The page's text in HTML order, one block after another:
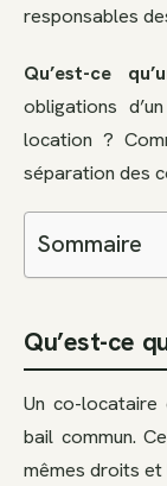
responsables
Qu’est-ce
obligations
location ?
séparation des
Sommaire
Qu’est-ce
Un co-locataire
bail commun.
mêmes droits et